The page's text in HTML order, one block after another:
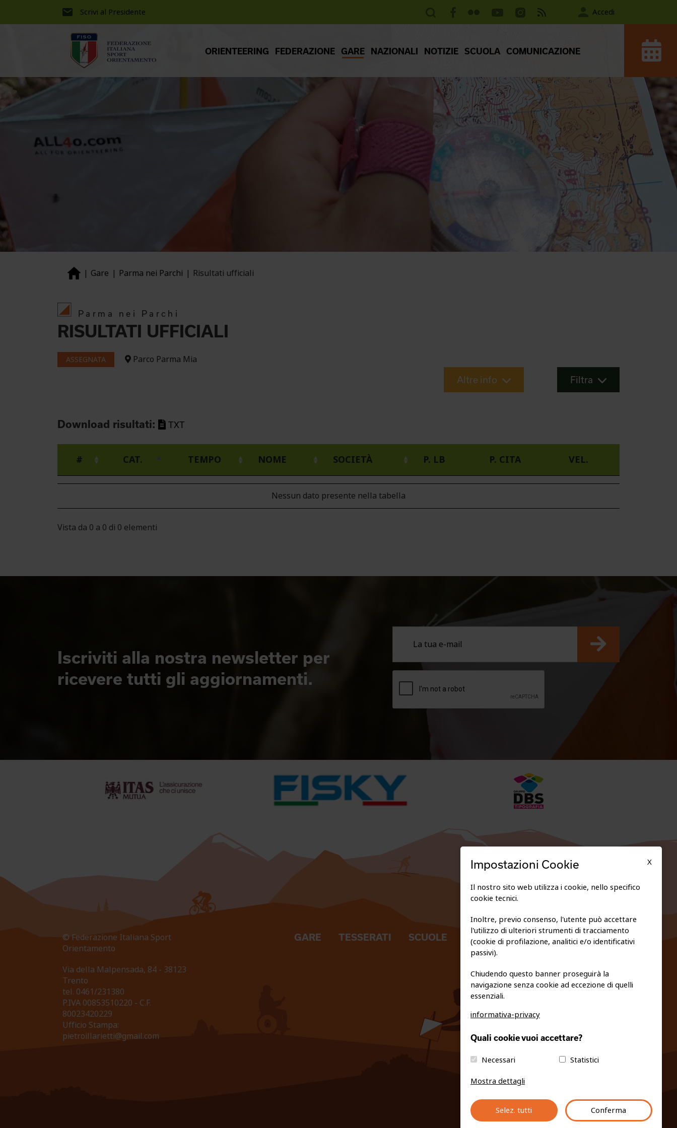
Scrivi al Presidente Accedi
ORIENTEERING FEDERAZIONE GARE NAZIONALI NOTIZIE SCUOLA COMUNICAZIONE
Gare Parma nei Parchi Risultati ufficiali
Parma nei Parchi
RISULTATI UFFICIALI
ASSEGNATA Parco Parma Mia
Altre info Filtra
Download risultati: TXT
# CAT. TEMPO NOME SOCIETÀ P. LB P. CITA VEL.
Nessun dato presente nella tabella
Vista da 0 a 0 di 0 elementi
Iscriviti alla nostra newsletter per
ricevere tutti gli aggiornamenti.
© Federazione Italiana Sport
Orientamento
Via della Malpensada, 84 - 38123
Trento
tel. 0461/231380
P.IVA 00853510220 - C.F.
80023420229
Ufficio Stampa:
pietroillarietti@gmail.com
GARE TESSERATI SCUOLE
FEDERAZIONE TRASPARENTE
PRIVACY E COOKIE POLICY
info@fiso.it |fiso@pec-mail.eu
X
Impostazioni Cookie
Il nostro sito web utilizza i cookie, nello specifico
cookie tecnici.
Inoltre, previo consenso, l'utente può accettare
l'utilizzo di ulteriori strumenti di tracciamento
(cookie di profilazione, analitici e/o identificativi
passivi).
Chiudendo questo banner proseguirà la
navigazione senza cookie ad eccezione di quelli
essenziali.
informativa-privacy
Quali cookie vuoi accettare?
Necessari
Statistici
Mostra dettagli
Selez. tutti Conferma